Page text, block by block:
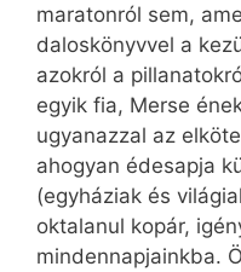
maratonról sem,
daloskönyvvel a
azokról a
egyik fia, Merse
ugyanazzal az
ahogyan édesapja
(egyháziak és
oktalanul kopár,
mindennapjainkba.